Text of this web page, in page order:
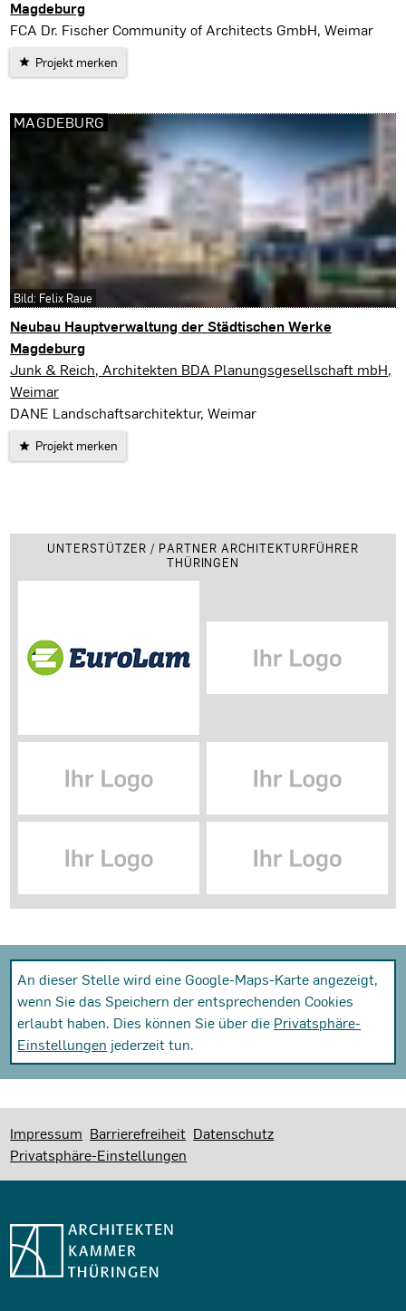
Magdeburg
Magdeburg
FCA Dr. Fischer Community of Architects GmbH, Weimar
Projekt merken
Neubau Hauptverwaltung der Städtischen Werke
Magdeburg
Magdeburg
Junk & Reich, Architekten BDA Planungsgesellschaft mbH,
Weimar
DANE Landschaftsarchitektur, Weimar
Projekt merken
MAGDEBURG
Bild: Felix Raue
UNTERSTÜTZER / PARTNER ARCHITEKTURFÜHRER
THÜRINGEN
An dieser Stelle wird eine Google-Maps-Karte angezeigt,
wenn Sie das Speichern der entsprechenden Cookies
erlaubt haben. Dies können Sie über die Privatsphäre-
Einstellungen jederzeit tun.
Impressum Barrierefreiheit Datenschutz
Privatsphäre-Einstellungen